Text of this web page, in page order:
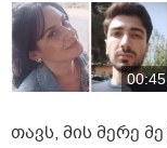
00:45
თავს, მის მერე